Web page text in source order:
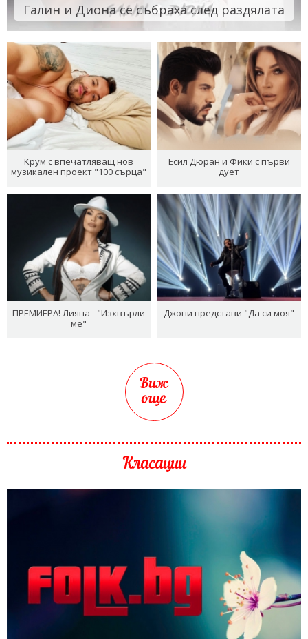
Галин и Диона се събраха след раздялата
Крум с впечатляващ нов
музикален проект "100 сърца"
Есил Дюран и Фики с първи
дует
ПРЕМИЕРА! Лияна - "Изхвърли
ме"
Джони представи "Да си моя"
Виж
още
Класации